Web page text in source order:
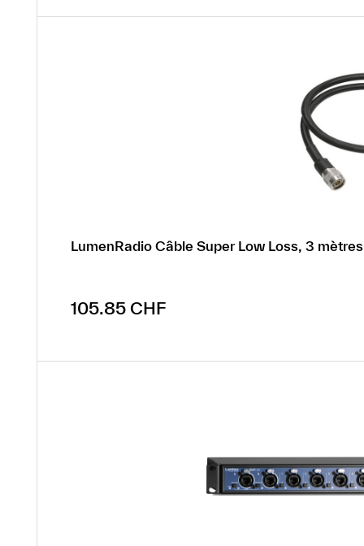
LumenRadio Câble Super Low Loss, 3 mètres
Prix régulier :
105.85 CHF